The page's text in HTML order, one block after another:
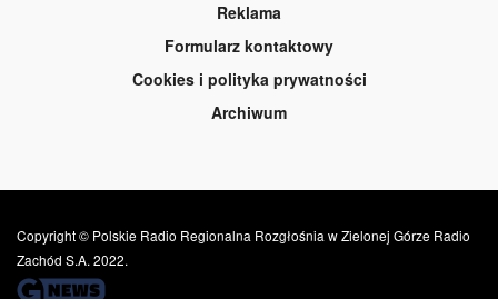
Reklama
Formularz kontaktowy
Cookies i polityka prywatności
Archiwum
Copyright © Polskie Radio Regionalna Rozgłośnia w Zielonej Górze Radio
Zachód S.A. 2022.